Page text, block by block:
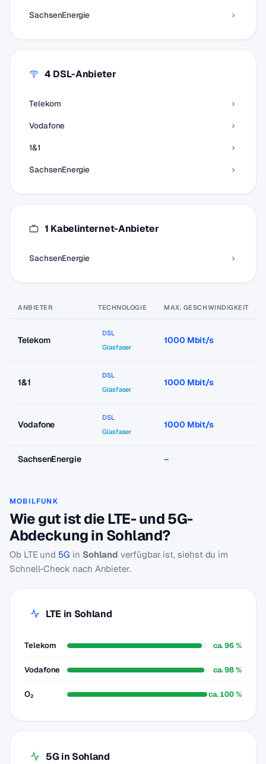
SachsenEnergie
4 DSL-Anbieter
Telekom
Vodafone
1&1
SachsenEnergie
1 Kabelinternet-Anbieter
SachsenEnergie
ANBIETER TECHNOLOGIE MAX. GESCHWINDIGKEIT
Telekom
DSL
Glasfaser
1000 Mbit/s
1&1
DSL
Glasfaser
1000 Mbit/s
Vodafone
DSL
Glasfaser
1000 Mbit/s
SachsenEnergie –
MOBILFUNK
Wie gut ist die LTE- und 5G-
Abdeckung in Sohland?
Ob LTE und 5G in Sohland verfügbar ist, siehst du im
Schnell-Check nach Anbieter.
LTE in Sohland
Telekom ca. 96 %
Vodafone ca. 98 %
O₂ ca. 100 %
5G in Sohland